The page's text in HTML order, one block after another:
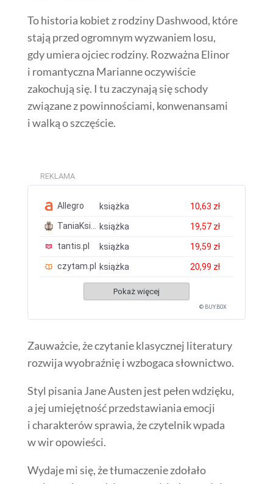
To historia kobiet z rodziny Dashwood, które
stają przed ogromnym wyzwaniem losu,
gdy umiera ojciec rodziny. Rozważna Elinor
i romantyczna Marianne oczywiście
zakochują się. I tu zaczynają się schody
związane z powinnościami, konwenansami
i walką o szczęście.
REKLAMA
Allegro książka
10,63 zł
TaniaKsiazka.pl
książka
19,57 zł
tantis.pl
książka
19,59 zł
czytam.pl
książka 20,99 zł
Pokaż więcej
© BUY.BOX
Zauważcie, że czytanie klasycznej literatury
rozwija wyobraźnię i wzbogaca słownictwo.
Styl pisania Jane Austen jest pełen wdzięku,
a jej umiejętność przedstawiania emocji
i charakterów sprawia, że czytelnik wpada
w wir opowieści.
Wydaje mi się, że tłumaczenie zdołało